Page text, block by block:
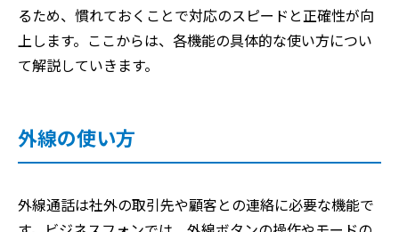
るため、慣れておくことで対応のスピードと正確性が向
上します。ここからは、各機能の具体的な使い方につい
て解説していきます。
外線の使い方
外線通話は社外の取引先や顧客との連絡に必要な機能で